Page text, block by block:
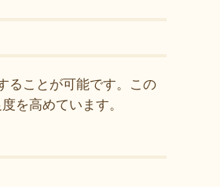
ることが可能です。この
を高めています。